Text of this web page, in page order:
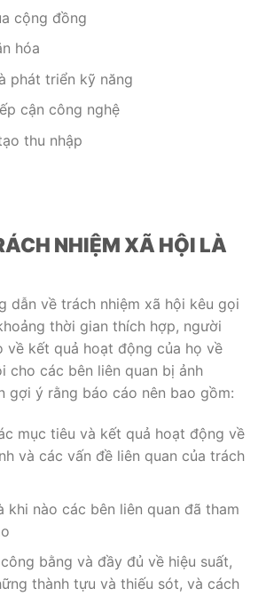
cộng đồng
hóa
phát triển kỹ năng
cận công nghệ
thu nhập
NHIỆM XÃ HỘI LÀ
dẫn về trách nhiệm xã hội kêu gọi
thời gian thích hợp, người
về kết quả hoạt động của họ về
cho các bên liên quan bị ảnh
gợi ý rằng báo cáo nên bao gồm:
mục tiêu và kết quả hoạt động về
và các vấn đề liên quan của trách
khi nào các bên liên quan đã tham
bằng và đầy đủ về hiệu suất,
thành tựu và thiếu sót, và cách